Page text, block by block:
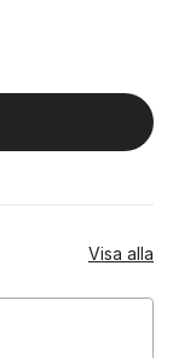
Visa alla